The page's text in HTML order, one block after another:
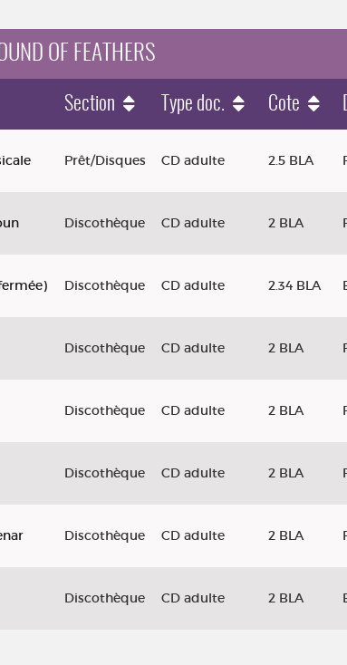
OF FEATHERS
Section Type doc. Cote
Prêt/Disques CD adulte 2.5 BLA
Discothèque CD adulte 2 BLA
Discothèque CD adulte 2.34 BLA
Discothèque CD adulte 2 BLA
Discothèque CD adulte 2 BLA
Discothèque CD adulte 2 BLA
Discothèque CD adulte 2 BLA
Discothèque CD adulte 2 BLA